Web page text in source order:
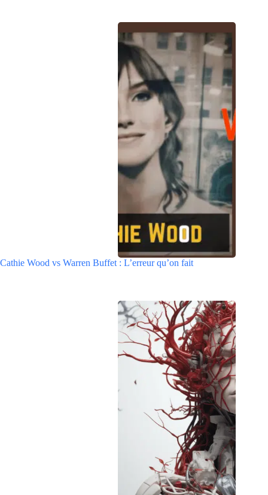
Cathie Wood vs Warren Buffet : L’erreur qu’on fait